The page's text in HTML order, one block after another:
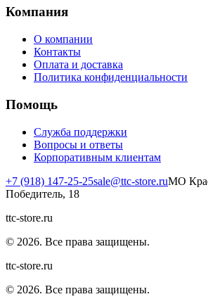
Компания
О компании
Контакты
Оплата и доставка
Политика конфиденциальности
Помощь
Служба поддержки
Вопросы и ответы
Корпоративным клиентам
+7 (918) 147-25-25sale@ttc-store.ruМО
Победитель, 18
ttc-store.ru
© 2026. Все права защищены.
ttc-store.ru
© 2026. Все права защищены.